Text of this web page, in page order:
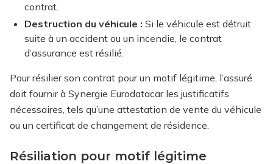
contrat.
Destruction du véhicule : Si le véhicule est détruit
suite à un accident ou un incendie, le contrat
d’assurance est résilié.
Pour résilier son contrat pour un motif légitime, l’assuré
doit fournir à Synergie Eurodatacar les justificatifs
nécessaires, tels qu’une attestation de vente du véhicule
ou un certificat de changement de résidence.
Résiliation pour motif légitime